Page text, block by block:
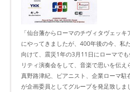
「仙台藩からローマのチヴィタヴェッ
にやってきましたが、400年後の今、私
向けて、震災1年の3月11日にローマで
リティ演奏会をして、音楽で思いを伝え
真野路津紀、ピアニスト、企業ローマ駐
が企画委員としてグループを発足致しま